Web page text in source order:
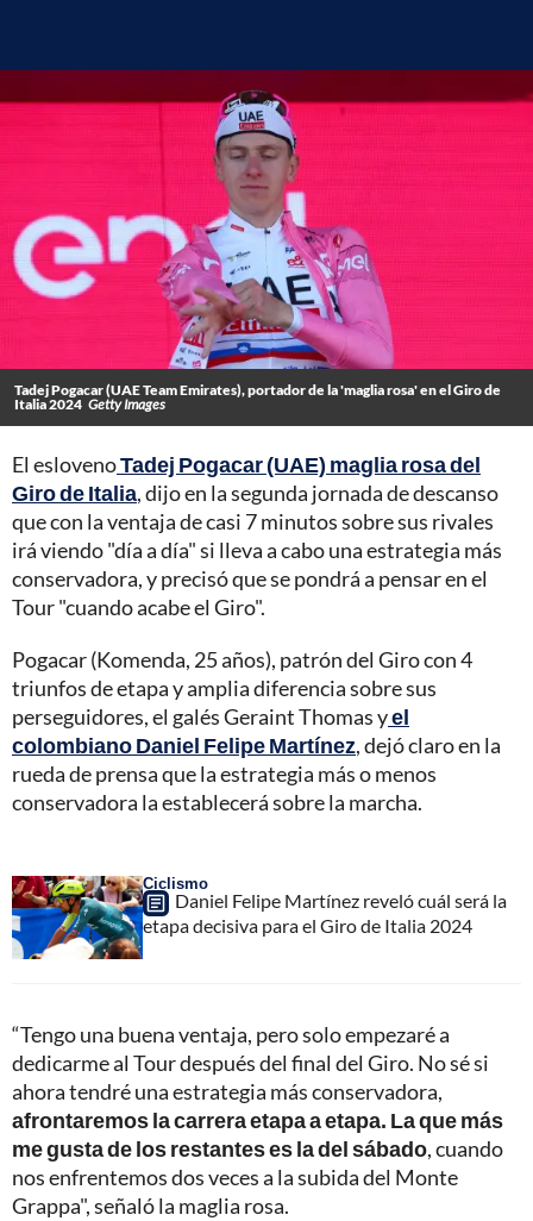
Tadej Pogacar (UAE Team Emirates), portador de la 'maglia rosa' en el Giro de
Italia 2024 Getty Images
El eslovenoTadej Pogacar (UAE) maglia rosa del
Giro de Italia, dijo en la segunda jornada de descanso
que con la ventaja de casi 7 minutos sobre sus rivales
irá viendo "día a día" si lleva a cabo una estrategia más
conservadora, y precisó que se pondrá a pensar en el
Tour "cuando acabe el Giro".
Pogacar (Komenda, 25 años), patrón del Giro con 4
triunfos de etapa y amplia diferencia sobre sus
perseguidores, el galés Geraint Thomas yel
colombiano Daniel Felipe Martínez, dejó claro en la
rueda de prensa que la estrategia más o menos
conservadora la establecerá sobre la marcha.
Ciclismo
Daniel Felipe Martínez reveló cuál será la
etapa decisiva para el Giro de Italia 2024
“Tengo una buena ventaja, pero solo empezaré a
dedicarme al Tour después del final del Giro. No sé si
ahora tendré una estrategia más conservadora,
afrontaremos la carrera etapa a etapa. La que más
me gusta de los restantes es la del sábado, cuando
nos enfrentemos dos veces a la subida del Monte
Grappa", señaló la maglia rosa.